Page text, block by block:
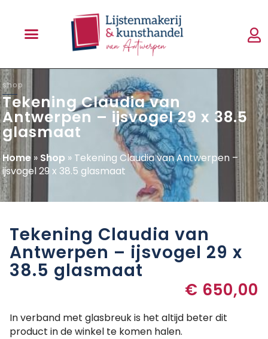
shop
Tekening Claudia van
Antwerpen – ijsvogel 29 x 38.5
glasmaat
Home » Shop » Tekening Claudia van Antwerpen –
ijsvogel 29 x 38.5 glasmaat
Tekening Claudia van
Antwerpen – ijsvogel 29 x
38.5 glasmaat
€ 650,00
In verband met glasbreuk is het altijd beter dit
product in de winkel te komen halen.